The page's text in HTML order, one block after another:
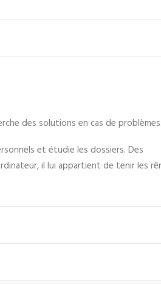
des solutions en cas de problèmes.
et étudie les dossiers. Des
il lui appartient de tenir les